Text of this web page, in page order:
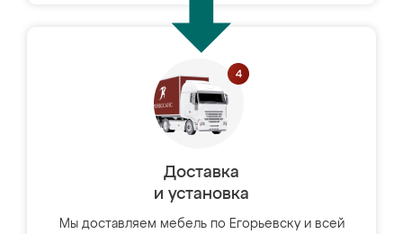
Доставка
и установка
Мы доставляем мебель по Егорьевску и всей